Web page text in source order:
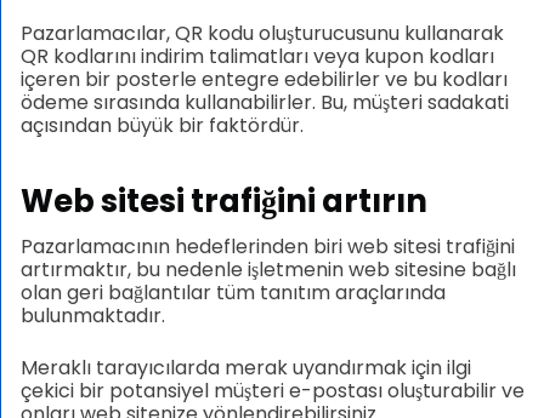
Pazarlamacılar, QR kodu oluşturucusunu kullanarak
QR kodlarını indirim talimatları veya kupon kodları
içeren bir posterle entegre edebilirler ve bu kodları
ödeme sırasında kullanabilirler. Bu, müşteri sadakati
açısından büyük bir faktördür.
Web sitesi trafiğini artırın
Pazarlamacının hedeflerinden biri web sitesi trafiğini
artırmaktır, bu nedenle işletmenin web sitesine bağlı
olan geri bağlantılar tüm tanıtım araçlarında
bulunmaktadır.
Meraklı tarayıcılarda merak uyandırmak için ilgi
çekici bir potansiyel müşteri e-postası oluşturabilir ve